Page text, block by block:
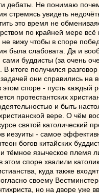
дебаты. Не понимаю
стремясь увидеть
это время не
по крайней мере
вижу чтобы в споре
была слабовата. Да и
буддисты (за очень
В итоге получился
они справились на
этом споре - пусть каждый
протестантских
и быть
вере. О чём
святой католический
иезуиты - самое
богов китайских
тёмное языческое племя
этом споре хвалили
куда также
своему
но на дворе